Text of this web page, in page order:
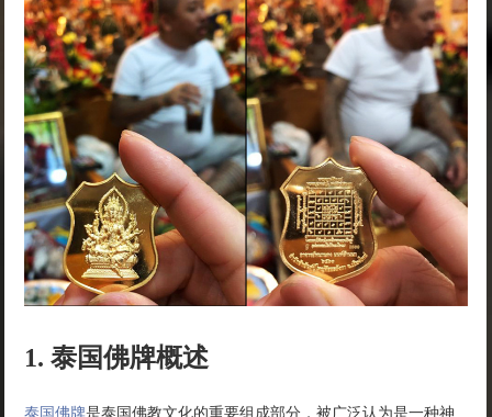
1. 泰国佛牌概述
泰国佛牌是泰国佛教文化的重要组成部分，被广泛认为是一种神